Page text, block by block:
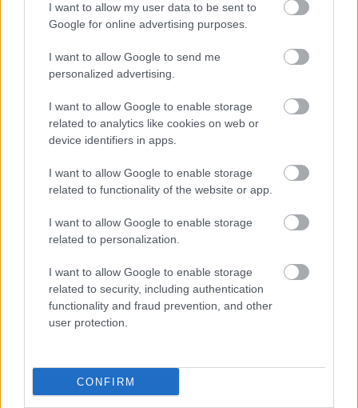
I want to allow my user data to be sent to
Google for online advertising purposes.
I want to allow Google to send me
personalized advertising.
I want to allow Google to enable storage
related to analytics like cookies on web or
device identifiers in apps.
I want to allow Google to enable storage
related to functionality of the website or app.
I want to allow Google to enable storage
related to personalization.
I want to allow Google to enable storage
related to security, including authentication
functionality and fraud prevention, and other
user protection.
CONFIRM
Karlten Solo
Sifu (Regi Solo)
Your Money Don’t Hurt No More / Funky Sensation
Left, Right, & Center (Derico Solo)
The Lesson (Victor Solo)
Flex (Anthony Solo)
Ráadás:
Miss U